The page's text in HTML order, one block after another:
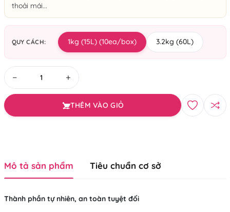
thoải mái...
QUY CÁCH: 1kg (15L) (10ea/box) 3.2kg (60L)
− +
THÊM VÀO GIỎ
Mô tả sản phẩm Tiêu chuẩn cơ sở
Thành phần tự nhiên, an toàn tuyệt đối